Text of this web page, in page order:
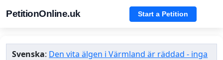
PetitionOnline.uk Start a Petition
Svenska: Den vita älgen i Värmland är räddad - inga